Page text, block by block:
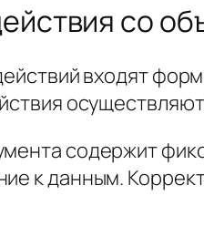
со
входят
содержит
к данным.